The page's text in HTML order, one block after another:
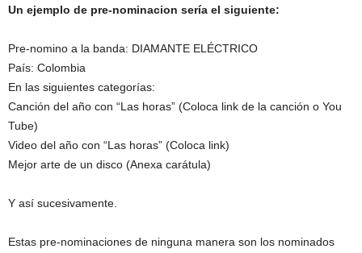
Un ejemplo de pre-nominacion sería el siguiente:
Pre-nomino a la banda: DIAMANTE ELÉCTRICO
País: Colombia
En las siguientes categorías:
Canción del año con “Las horas” (Coloca link de la canción o You
Tube)
Video del año con “Las horas” (Coloca link)
Mejor arte de un disco (Anexa carátula)
Y así sucesivamente.
Estas pre-nominaciones de ninguna manera son los nominados